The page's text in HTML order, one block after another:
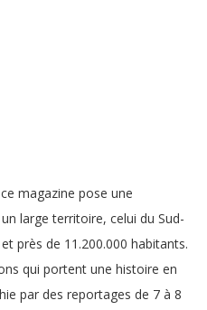
magazine pose une
large territoire, celui du Sud-
près de 11.200.000 habitants.
qui portent une histoire en
par des reportages de 7 à 8